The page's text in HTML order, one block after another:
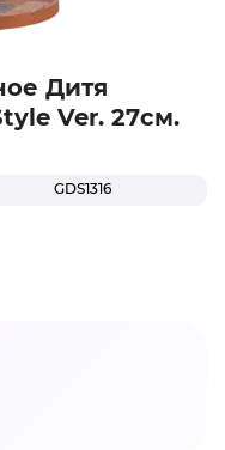
Дитя
Ver. 27см.
GDS1316